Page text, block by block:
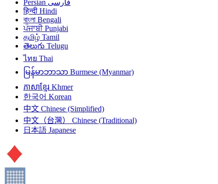
فارسی Persian
हिन्दी Hindi
বাংলা Bengali
ਪੰਜਾਬੀ Punjabi
தமிழ் Tamil
తెలుగు Telugu
ไทย Thai
မြန်မာဘာသာ Burmese (Myanmar)
ភាសាខ្មែរ Khmer
한국어 Korean
中文 Chinese (Simplified)
中文（台灣）
Chinese (Traditional)
日本語 Japanese